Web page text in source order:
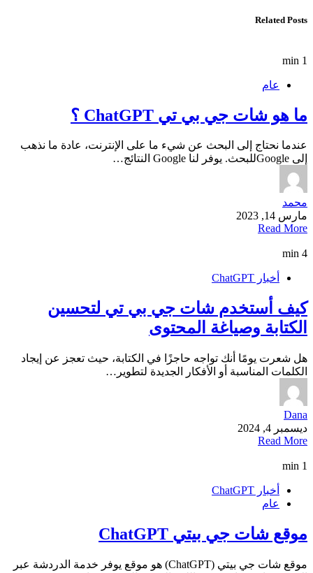
Related Posts
1 min
عام
ما هو شات جي بي تي ChatGPT ؟
عندما نحتاج إلى البحث عن شيء ما على الإنترنت، عادة ما نذهب
إلى Googleللبحث. يوفر لنا Google النتائج…
محمد
مارس 14, 2023
Read More
4 min
أخبار ChatGPT
كيف أستخدم شات جي بي تي لتحسين
الكتابة وصياغة المحتوى
هل شعرت يومًا أنك تواجه حاجزًا في الكتابة، حيث تعجز عن إيجاد
الكلمات المناسبة أو الأفكار الجديدة لتطوير…
Dana
ديسمبر 4, 2024
Read More
1 min
أخبار ChatGPT
عام
موقع شات جي بيتي ChatGPT
موقع شات جي بيتي (ChatGPT) هو موقع يوفر خدمة الدردشة عبر